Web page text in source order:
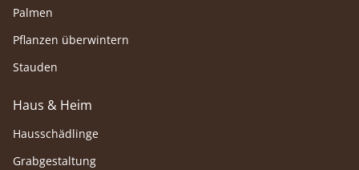
Palmen
Pflanzen überwintern
Stauden
Haus & Heim
Hausschädlinge
Grabgestaltung